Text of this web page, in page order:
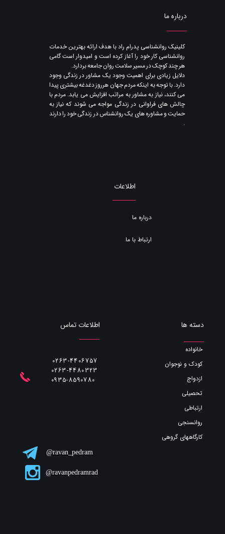
درباره ما
​کلینیک روانشناسی پدرام راد با هدف ارائه بهترین خدمات
روانشناسی کار خود را آغاز کرده است و امیدوار است گامی
هر چند کوچک در مسیر سلامت روان جامعه بردارد.
دلایل زیادی برای اهمیت وجود یک مشاور در زندگی وجود
دارد. با توجه به اینکه مردم جهان هرروز دغدغه بیشتری پیدا
می کنند​​​​​​​، نیاز به مشاور به مراتب افزایش می یابد. مردم با
چالش های فراوانی در زندگی مواجه می شوند که نیاز به
حمایت و مشاوره های یک روانشناس در زندگی خود را دارند​​​​​​​
.
خانواده
کودک و نوجوان
ازدواج
تحصیلی
ارتباطی
روانسنجی
کارگاههای گروهی
دسته ها
اطلاعات
اطلاعات تماس
0263-4406757
0263-4480323
ravan_pedram@
ravanpedramrad@
درباره ما
ارتباط با ما